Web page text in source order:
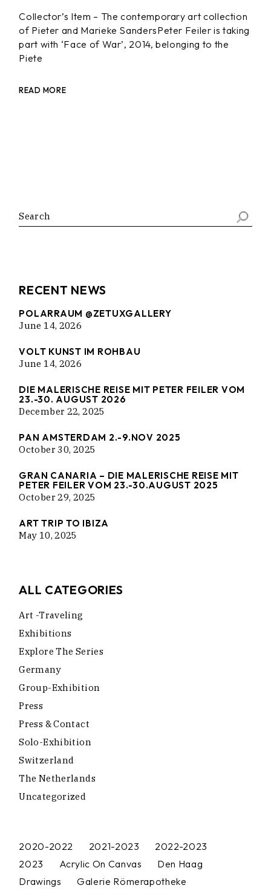
Collector’s Item – The contemporary art collection
of Pieter and Marieke SandersPeter Feiler is taking
part with ‘Face of War’, 2014, belonging to the
Piete
READ MORE
Search
RECENT NEWS
POLARRAUM @ZETUXGALLERY
June 14, 2026
VOLT KUNST IM ROHBAU
June 14, 2026
DIE MALERISCHE REISE MIT PETER FEILER VOM
23.-30. AUGUST 2026
December 22, 2025
PAN AMSTERDAM 2.-9.NOV 2025
October 30, 2025
GRAN CANARIA – DIE MALERISCHE REISE MIT
PETER FEILER VOM 23.-30.AUGUST 2025
October 29, 2025
ART TRIP TO IBIZA
May 10, 2025
ALL CATEGORIES
Art -traveling
Exhibitions
Explore The Series
Germany
Group-Exhibition
Press
Press & Contact
Solo-Exhibition
Switzerland
The Netherlands
Uncategorized
2020-2022 2021-2023
2022-2023
2023
Acrylic On Canvas
Den Haag
Drawings
Galerie Römerapotheke